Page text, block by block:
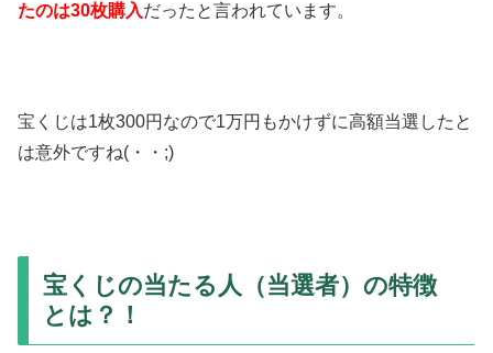
たのは30枚購入だったと言われています。
宝くじは1枚300円なので1万円もかけずに高額当選したと
は意外ですね(・・;)
宝くじの当たる人（当選者）の特徴
とは？！